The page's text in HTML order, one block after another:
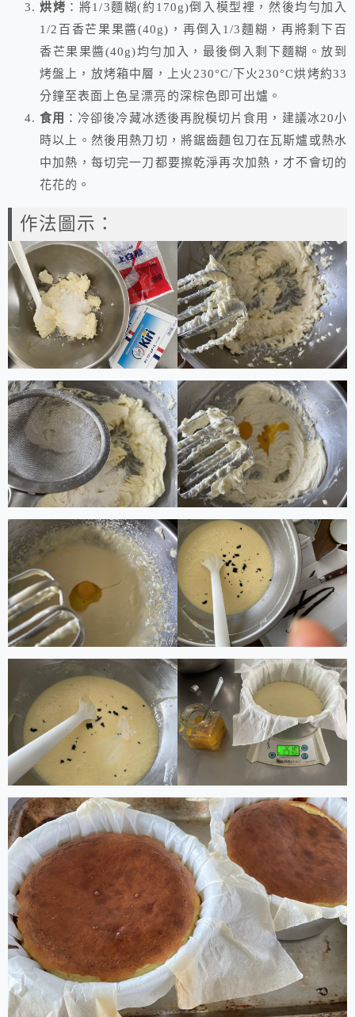
烘烤 ：將1/3麵糊(約170g)倒入模型裡，然後均勻加入
1/2百香芒果果醬(40g)，再倒入1/3麵糊，再將剩下百
香芒果果醬(40g)均勻加入，最後倒入剩下麵糊。放到
烤盤上，放烤箱中層，上火230°C/下火230°C烘烤約33
分鐘至表面上色呈漂亮的深棕色即可出爐。
食用 ：冷卻後冷藏冰透後再脫模切片食用，建議冰20小
時以上。然後用熱刀切，將鋸齒麵包刀在瓦斯爐或熱水
中加熱，每切完一刀都要擦乾淨再次加熱，才不會切的
花花的。
作法圖示：